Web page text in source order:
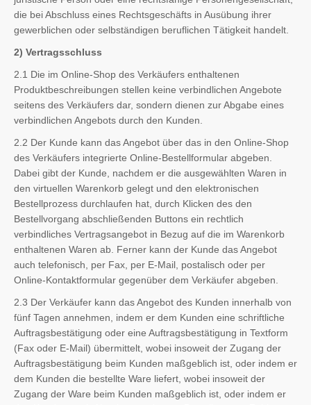
die bei Abschluss eines Rechtsgeschäfts in Ausübung ihrer
gewerblichen oder selbständigen beruflichen Tätigkeit handelt.
2) Vertragsschluss
2.1 Die im Online-Shop des Verkäufers enthaltenen
Produktbeschreibungen stellen keine verbindlichen Angebote
seitens des Verkäufers dar, sondern dienen zur Abgabe eines
verbindlichen Angebots durch den Kunden.
2.2 Der Kunde kann das Angebot über das in den Online-Shop
des Verkäufers integrierte Online-Bestellformular abgeben.
Dabei gibt der Kunde, nachdem er die ausgewählten Waren in
den virtuellen Warenkorb gelegt und den elektronischen
Bestellprozess durchlaufen hat, durch Klicken des den
Bestellvorgang abschließenden Buttons ein rechtlich
verbindliches Vertragsangebot in Bezug auf die im Warenkorb
enthaltenen Waren ab. Ferner kann der Kunde das Angebot
auch telefonisch, per Fax, per E-Mail, postalisch oder per
Online-Kontaktformular gegenüber dem Verkäufer abgeben.
2.3 Der Verkäufer kann das Angebot des Kunden innerhalb von
fünf Tagen annehmen, indem er dem Kunden eine schriftliche
Auftragsbestätigung oder eine Auftragsbestätigung in Textform
(Fax oder E-Mail) übermittelt, wobei insoweit der Zugang der
Auftragsbestätigung beim Kunden maßgeblich ist, oder indem er
dem Kunden die bestellte Ware liefert, wobei insoweit der
Zugang der Ware beim Kunden maßgeblich ist, oder indem er